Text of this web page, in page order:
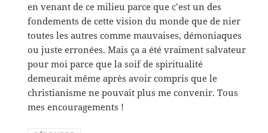
en venant de ce milieu parce que c’est un des
fondements de cette vision du monde que de nier
toutes les autres comme mauvaises, démoniaques
ou juste erronées. Mais ça a été vraiment salvateur
pour moi parce que la soif de spiritualité
demeurait même après avoir compris que le
christianisme ne pouvait plus me convenir. Tous
mes encouragements !